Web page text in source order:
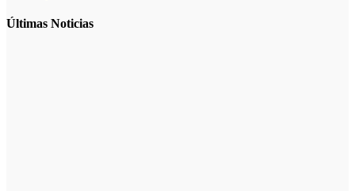
Últimas Noticias